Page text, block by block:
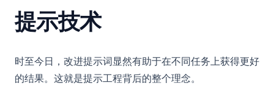
Model Collection
claude-3
grok-1
提示技术
时至今日，改进提示词显然有助于在不同任务上获得更好
的结果。这就是提示工程背后的整个理念。